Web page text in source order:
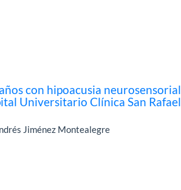
con hipoacusia neurosensorial
Universitario Clínica San Rafael
Jiménez Montealegre